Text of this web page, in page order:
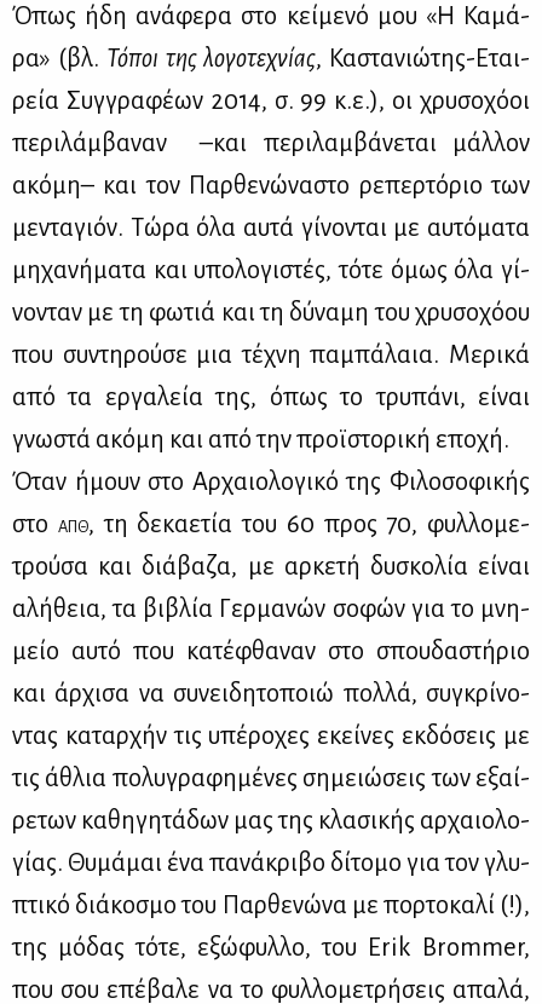
Όπως ήδη ανά­φε­ρα στο κεί­με­νό μου «Η Κα­μά­
ρα» (βλ. Τό­ποι της λο­γο­τε­χνί­ας, Κα­στα­νιώ­της-Εται­
ρεία Συγ­γρα­φέ­ων 2014, σ. 99 κ.ε.), οι χρυ­σο­χό­οι
πε­ρι­λάμ­βα­ναν –και πε­ρι­λαμ­βά­νε­ται μάλ­λον
ακό­μη– και τον Παρ­θε­νώ­να­στο ρε­περ­τό­ριο των
με­ντα­γιόν. Τώ­ρα όλα αυ­τά γί­νο­νται με αυ­τό­μα­τα
μη­χα­νή­μα­τα και υπο­λο­γι­στές, τό­τε όμως όλα γί­
νο­νταν με τη φω­τιά και τη δύ­να­μη του χρυ­σο­χό­ου
που συ­ντη­ρού­σε μια τέ­χνη πα­μπά­λαια. Με­ρι­κά
από τα ερ­γα­λεία της, όπως το τρυ­πά­νι, εί­ναι
γνω­στά ακό­μη και από την προϊ­στο­ρι­κή επο­χή.
Όταν ήμουν στο Αρ­χαιο­λο­γι­κό της Φι­λο­σο­φι­κής
στο ΑΠΘ, τη δε­κα­ε­τία του ᾽60 προς ᾽70, φυλ­λο­με­
τρού­σα και διά­βα­ζα, με αρ­κε­τή δυ­σκο­λία εί­ναι
αλή­θεια, τα βι­βλία Γερ­μα­νών σο­φών για το μνη­
μείο αυ­τό που κα­τέ­φθα­ναν στο σπου­δα­στή­ριο
και άρ­χι­σα να συ­νει­δη­το­ποιώ πολ­λά, συ­γκρί­νο­
ντας κα­ταρ­χήν τις υπέ­ρο­χες εκεί­νες εκ­δό­σεις με
τις άθλια πο­λυ­γρα­φη­μέ­νες ση­μειώ­σεις των εξαί­
ρε­των κα­θη­γη­τά­δων μας της κλα­σι­κής αρ­χαιο­λο­
γί­ας. Θυ­μά­μαι ένα πα­νά­κρι­βο δί­το­μο για τον γλυ­
πτι­κό διά­κο­σμο του Παρ­θε­νώ­να με πορ­το­κα­λί (!),
της μό­δας τό­τε, εξώ­φυλ­λο, του Erik Brommer,
που σου επέ­βα­λε να το φυλ­λο­με­τρή­σεις απα­λά,